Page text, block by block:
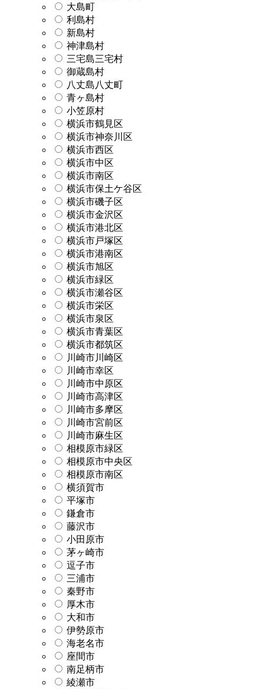
大島町
利島村
新島村
神津島村
三宅島三宅村
御蔵島村
八丈島八丈町
青ヶ島村
小笠原村
横浜市鶴見区
横浜市神奈川区
横浜市西区
横浜市中区
横浜市南区
横浜市保土ケ谷区
横浜市磯子区
横浜市金沢区
横浜市港北区
横浜市戸塚区
横浜市港南区
横浜市旭区
横浜市緑区
横浜市瀬谷区
横浜市栄区
横浜市泉区
横浜市青葉区
横浜市都筑区
川崎市川崎区
川崎市幸区
川崎市中原区
川崎市高津区
川崎市多摩区
川崎市宮前区
川崎市麻生区
相模原市緑区
相模原市中央区
相模原市南区
横須賀市
平塚市
鎌倉市
藤沢市
小田原市
茅ヶ崎市
逗子市
三浦市
秦野市
厚木市
大和市
伊勢原市
海老名市
座間市
南足柄市
綾瀬市